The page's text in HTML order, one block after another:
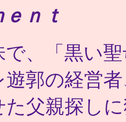
ｅｎｔ
、「黒い
郭の経営
た父親探し